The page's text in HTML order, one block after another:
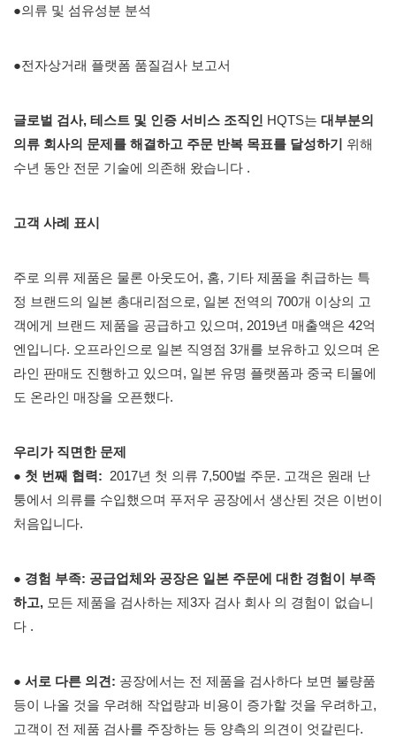
●의류 및 섬유성분 분석
●전자상거래 플랫폼 품질검사 보고서
글로벌 검사, 테스트 및 인증 서비스 조직인 HQTS는 대부분의
의류 회사의 문제를 해결하고 주문 반복 목표를 달성하기 위해
수년 동안 전문 기술에 의존해 왔습니다 .
고객 사례 표시
주로 의류 제품은 물론 아웃도어, 홈, 기타 제품을 취급하는 특
정 브랜드의 일본 총대리점으로, 일본 전역의 700개 이상의 고
객에게 브랜드 제품을 공급하고 있으며, 2019년 매출액은 42억
엔입니다. 오프라인으로 일본 직영점 3개를 보유하고 있으며 온
라인 판매도 진행하고 있으며, 일본 유명 플랫폼과 중국 티몰에
도 온라인 매장을 오픈했다.
우리가 직면한 문제
● 첫 번째 협력: 2017년 첫 의류 7,500벌 주문. 고객은 원래 난
퉁에서 의류를 수입했으며 푸저우 공장에서 생산된 것은 이번이
처음입니다.
● 경험 부족: 공급업체와 공장은 일본 주문에 대한 경험이 부족
하고, 모든 제품을 검사하는 제3자 검사 회사 의 경험이 없습니
다 .
● 서로 다른 의견: 공장에서는 전 제품을 검사하다 보면 불량품
등이 나올 것을 우려해 작업량과 비용이 증가할 것을 우려하고,
고객이 전 제품 검사를 주장하는 등 양측의 의견이 엇갈린다.